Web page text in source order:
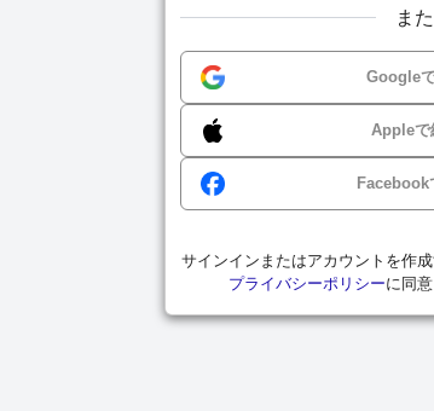
ま
Google
Appleで
Facebook
サインインまたはアカウントを作成
プライバシーポリシーに同